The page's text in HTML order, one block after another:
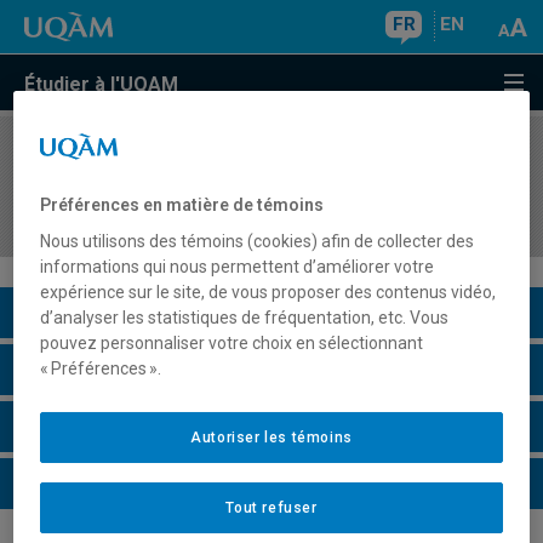
FR EN
Étudier à l'UQAM
COURS//
du primaire
Description du cours
Horaire - Été 2026
Horaire - Automne 2026
Horaire - Hiver 2027
Préférences en matière de témoins
Nous utilisons des témoins (cookies) afin de collecter des
informations qui nous permettent d’améliorer votre
expérience sur le site, de vous proposer des contenus vidéo,
d’analyser les statistiques de fréquentation, etc. Vous
pouvez personnaliser votre choix en sélectionnant
« Préférences ».
Tout refuser
Autoriser les témoins